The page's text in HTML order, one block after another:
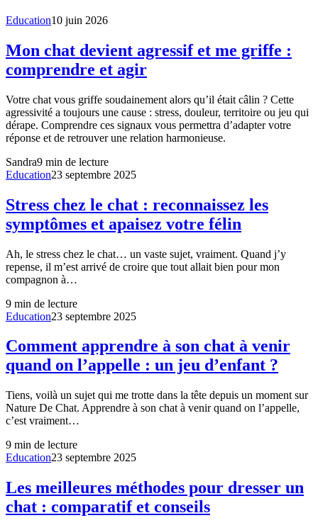
Education10 juin 2026
Mon chat devient agressif et me griffe :
comprendre et agir
Votre chat vous griffe soudainement alors qu’il était câlin ? Cette
agressivité a toujours une cause : stress, douleur, territoire ou jeu qui
dérape. Comprendre ces signaux vous permettra d’adapter votre
réponse et de retrouver une relation harmonieuse.
Sandra9 min de lecture
Education23 septembre 2025
Stress chez le chat : reconnaissez les
symptômes et apaisez votre félin
Ah, le stress chez le chat… un vaste sujet, vraiment. Quand j’y
repense, il m’est arrivé de croire que tout allait bien pour mon
compagnon à…
9 min de lecture
Education23 septembre 2025
Comment apprendre à son chat à venir
quand on l’appelle : un jeu d’enfant ?
Tiens, voilà un sujet qui me trotte dans la tête depuis un moment sur
Nature De Chat. Apprendre à son chat à venir quand on l’appelle,
c’est vraiment…
9 min de lecture
Education23 septembre 2025
Les meilleures méthodes pour dresser un
chat : comparatif et conseils